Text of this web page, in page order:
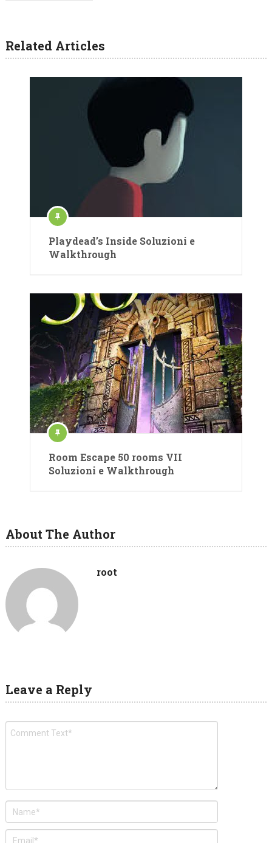
Related Articles
Playdead’s Inside Soluzioni e
Walkthrough
Room Escape 50 rooms VII
Soluzioni e Walkthrough
About The Author
root
Leave a Reply